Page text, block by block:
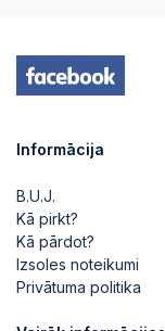
Informācija
B.U.J.
Kā pirkt?
Kā pārdot?
Izsoles noteikumi
Privātuma politika